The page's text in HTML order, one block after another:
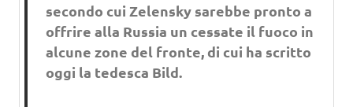
secondo cui Zelensky sarebbe pronto a
offrire alla Russia un cessate il fuoco in
alcune zone del fronte, di cui ha scritto
oggi la tedesca Bild.